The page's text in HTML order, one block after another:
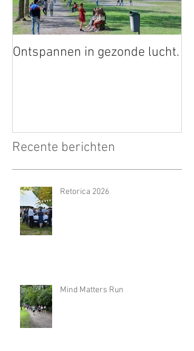
Ontspannen in gezonde lucht.
Recente berichten
Retorica 2026
Mind Matters Run